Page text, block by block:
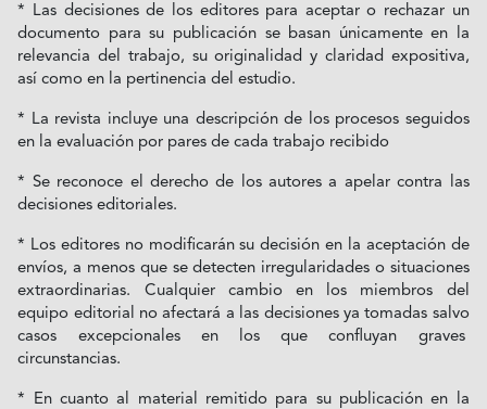
* Las decisiones de los editores para aceptar o rechazar un
documento para su publicación se basan únicamente en la
relevancia del trabajo, su originalidad y claridad expositiva,
así como en la pertinencia del estudio.
* La revista incluye una descripción de los procesos seguidos
en la evaluación por pares de cada trabajo recibido
* Se reconoce el derecho de los autores a apelar contra las
decisiones editoriales.
* Los editores no modificarán su decisión en la aceptación de
envíos, a menos que se detecten irregularidades o situaciones
extraordinarias. Cualquier cambio en los miembros del
equipo editorial no afectará a las decisiones ya tomadas salvo
casos excepcionales en los que confluyan graves
circunstancias.
* En cuanto al material remitido para su publicación en la